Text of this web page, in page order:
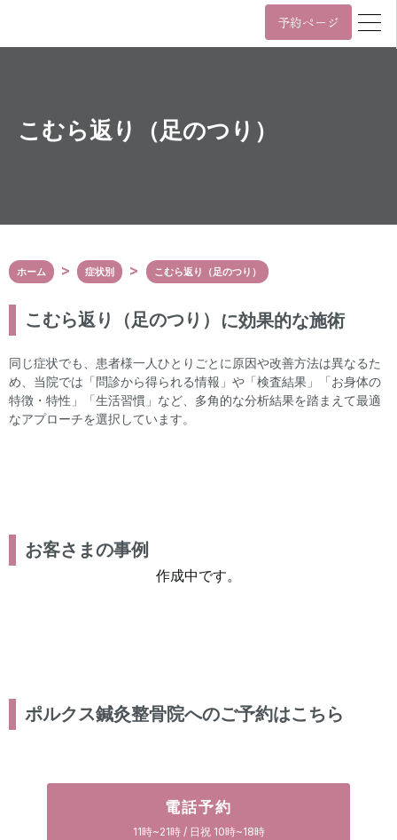
予約ページ
11:00~22:00
〒107-0061
カプリ北青山5階
表参道駅（A3番出口）から徒歩2分
Google Maps
こむら返り（足のつり）
ホーム 症状別 こむら返り（足のつり）
こむら返り（足のつり） に効果的な施術
同じ症状でも、患者様一人ひとりごとに原因や改善方法は異なるた
め、当院では「問診から得られる情報」や「検査結果」「お身体の
特徴・特性」「生活習慣」など、多角的な分析結果を踏まえて最適
なアプローチを選択しています。
お客さまの事例
作成中です。
ポルクス鍼灸整骨院へのご予約はこちら
電話予約
11時~21時 / 日祝 10時~18時